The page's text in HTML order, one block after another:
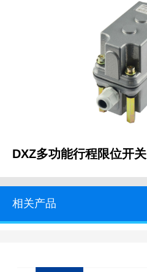
DXZ多功能行程限位开关
相关产品